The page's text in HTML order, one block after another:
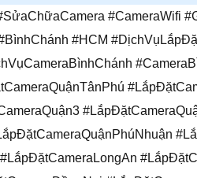
#CameraWifi
#HCM